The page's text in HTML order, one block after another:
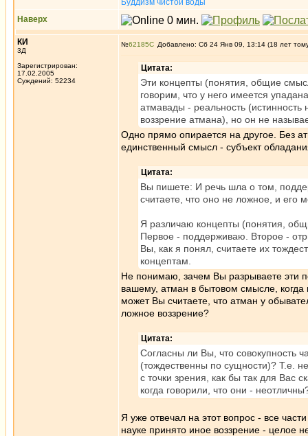
Буддизм чистой воды
Наверх
КИ
3Д
Зарегистрирован:
17.02.2005
Суждений: 52234
№62185 Добавлено: Сб 24 Янв 09, 13:14 (18 лет
Цитата:
Эти концепты (понятия, общие
говорим, что у него имеется
атмавады - реальность
воззрение атмана), но он не
Одно прямо опирается на другое. Без
единственный смысл - субъект
Цитата:
Вы пишете: И речь шла о том,
считаете, что оно не ложное, и его
Я различаю концепты (понятия,
Первое - поддерживаю. Второе -
Вы, как я понял, считаете их
концептам.
Не понимаю, зачем Вы разрываете эти
вашему, атман в бытовом смысле,
может Вы считаете, что атман у
ложное воззрение?
Цитата:
Согласны ли Вы, что совокупность
(тождественны по сущности)? Т.е.
с точки зрения, как бы так для Вас
когда говорили, что они -
Я уже отвечал на этот вопрос - все
науке принято иное воззрение - целое